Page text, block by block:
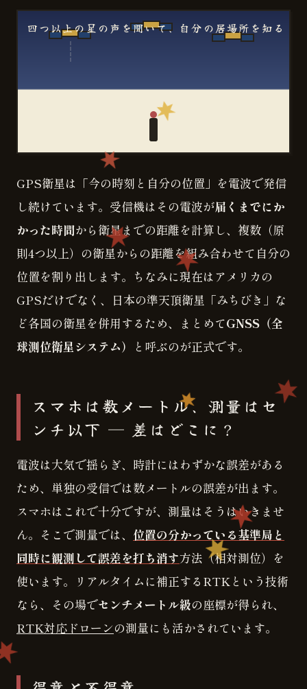
四つ以上の星の声を聞いて、自分の居場所を知る
GPS衛星は「今の時刻と自分の位置」を電波で発信
し続けています。受信機はその電波が届くまでにか
かった時間から衛星までの距離を計算し、複数（原
則4つ以上）の衛星からの距離を組み合わせて自分の
位置を割り出します。ちなみに現在はアメリカの
GPSだけでなく、日本の準天頂衛星「みちびき」な
ど各国の衛星を併用するため、まとめてGNSS（全
球測位衛星システム）
と呼ぶのが正式です。
スマホは数メートル、測量はセ
ンチ以下 ─ 差はどこに？
電波は大気で揺らぎ、時計にはわずかな誤差がある
ため、単独の受信では数メートルの誤差が出ます。
スマホはこれで十分ですが、測量はそうはいきませ
ん。そこで測量では、 位置の分かっている基準局と
同時に観測して誤差を打ち消す方法（相対測位）を
使います。リアルタイムに補正するRTKという技術
なら、その場でセンチメートル級の座標が得られ、
RTK対応ドローンの測量にも活かされています。